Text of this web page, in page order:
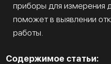
приборы для измерения
поможет в выявлении
работы.
Содержимое статьи: